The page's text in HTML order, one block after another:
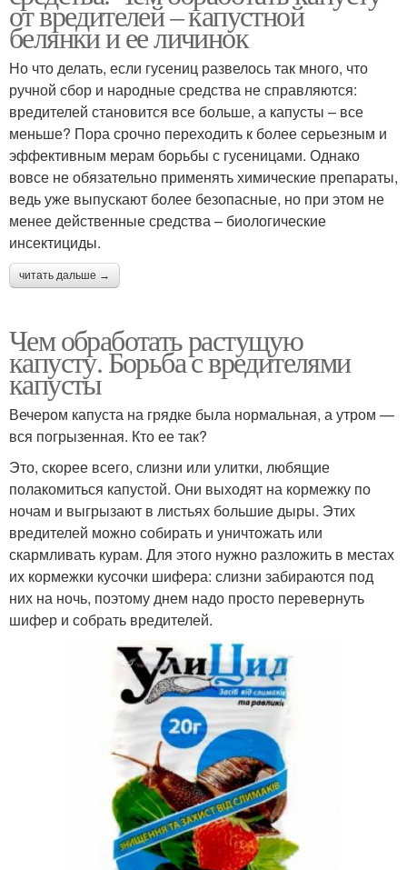
от вредителей – капустной
белянки и ее личинок
Но что делать, если гусениц развелось так много, что
ручной сбор и народные средства не справляются:
вредителей становится все больше, а капусты – все
меньше? Пора срочно переходить к более серьезным и
эффективным мерам борьбы с гусеницами. Однако
вовсе не обязательно применять химические препараты,
ведь уже выпускают более безопасные, но при этом не
менее действенные средства – биологические
инсектициды.
читать дальше →
Чем обработать растущую
капусту. Борьба с вредителями
капусты
Вечером капуста на грядке была нормальная, а утром —
вся погрызенная. Кто ее так?
Это, скорее всего, слизни или улитки, любящие
полакомиться капустой. Они выходят на кормежку по
ночам и выгрызают в листьях большие дыры. Этих
вредителей можно собирать и уничтожать или
скармливать курам. Для этого нужно разложить в местах
их кормежки кусочки шифера: слизни забираются под
них на ночь, поэтому днем надо просто перевернуть
шифер и собрать вредителей.